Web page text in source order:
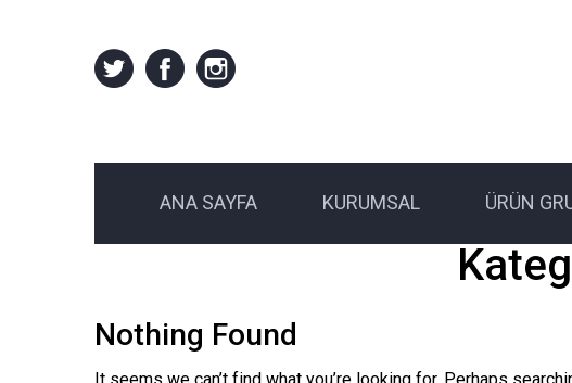
ANA SAYFA KURUMSAL ÜRÜN
Nothing Found